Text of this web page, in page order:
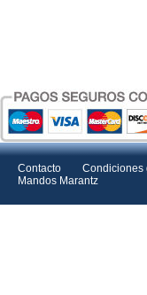
Contacto Condiciones
Mandos Marantz